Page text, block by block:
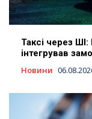
Таксі через
інтегрував
Новини